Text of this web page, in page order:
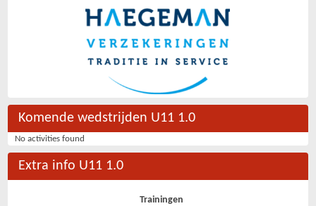
Komende wedstrijden U11 1.0
No activities found
Extra info U11 1.0
Trainingen